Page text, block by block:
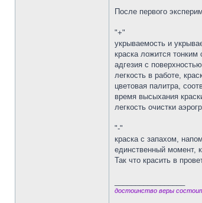
После первого
"+"
укрываемость и
краска ложится
адгезия с
легкость в работе,
цветовая палитра,
время высыхания
легкость очистки
"-"
краска с запахом,
единственный момент,
Так что красить в
достоинство веры